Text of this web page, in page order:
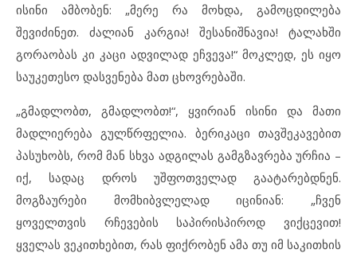
ისინი ამბობენ: „მერე რა მოხდა, გამოცდილება
შევიძინეთ. ძალიან კარგია! შესანიშნავია! ტალახში
გორაობას კი კაცი ადვილად ეჩვევა!“ მოკლედ, ეს იყო
საუკეთესო დასვენება მათ ცხოვრებაში.
„გმადლობთ, გმადლობთ!“, ყვირიან ისინი და მათი
მადლიერება გულწრფელია. ბერიკაცი თავშეკავებით
პასუხობს, რომ მან სხვა ადგილას გამგზავრება ურჩია –
იქ, სადაც დროს უშფოთველად გაატარებდნენ.
მოგზაურები მომხიბვლელად იცინიან: „ჩვენ
ყოველთვის რჩევების საპირისპიროდ ვიქცევით!
ყველას ვეკითხებით, რას ფიქრობენ ამა თუ იმ საკითხის